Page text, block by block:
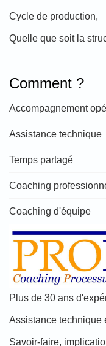
Cycle de production,
Quelle que soit la
Comment ?
Accompagnement
Assistance technique
Temps partagé
Coaching
Coaching d'équipe
Plus de 30 ans
Assistance technique
Savoir-faire,